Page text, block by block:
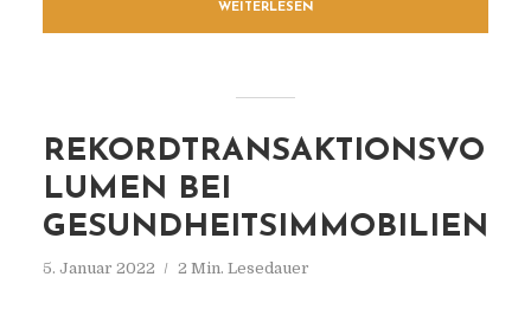
WEITERLESEN
REKORDTRANSAKTIONSVO
LUMEN BEI
GESUNDHEITSIMMOBILIEN
5. Januar 2022 2 Min. Lesedauer